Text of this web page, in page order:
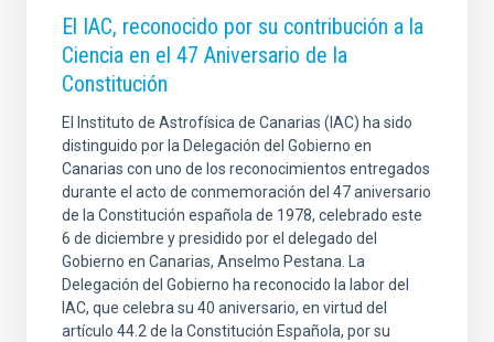
El IAC, reconocido por su contribución a la
Ciencia en el 47 Aniversario de la
Constitución
El Instituto de Astrofísica de Canarias (IAC) ha sido
distinguido por la Delegación del Gobierno en
Canarias con uno de los reconocimientos entregados
durante el acto de conmemoración del 47 aniversario
de la Constitución española de 1978, celebrado este
6 de diciembre y presidido por el delegado del
Gobierno en Canarias, Anselmo Pestana. La
Delegación del Gobierno ha reconocido la labor del
IAC, que celebra su 40 aniversario, en virtud del
artículo 44.2 de la Constitución Española, por su